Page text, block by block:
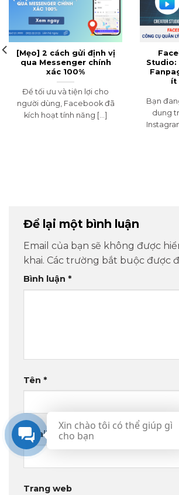
[Mẹo] 2 cách gửi định vị
qua Messenger chính
xác 100%
Để tối ưu và tiện lợi cho
người dùng, Facebook đã
kích hoạt tính năng [...]
Studio:
ít
Bạn
dung
Để lại một bình luận
Email của bạn sẽ không được
khai. Các trường bắt buộc được
Bình luận *
Tên *
Email
Trang web
Xin chào tôi có thể giúp gì
cho bạn